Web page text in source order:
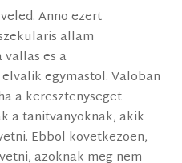
Anno ezert
allam
es a
egymastol. Valoban
a keresztenyseget
a tanitvanyoknak, akik
Ebbol kovetkezoen,
azoknak meg nem